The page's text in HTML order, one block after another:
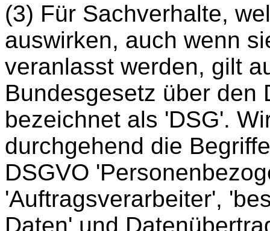
(3) Für Sachverhalte,
auswirken, auch wenn
veranlasst werden, gilt
Bundesgesetz über den
bezeichnet als 'DSG'.
durchgehend die
DSGVO
'Auftragsverarbeiter',
Daten' und